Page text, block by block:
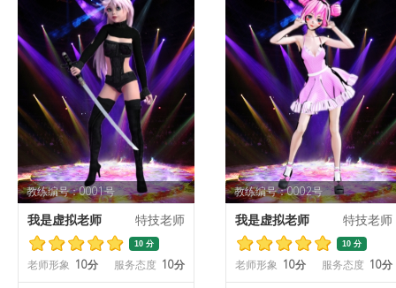
教练编号：0001号
我是虚拟老师 特技老师
10 分
老师形象 10分 服务态度 10分
教练编号：0002号
我是虚拟老师 特技老师
10 分
老师形象 10分 服务态度 10分